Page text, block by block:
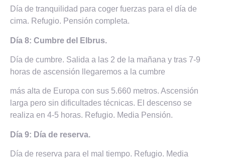
Día de tranquilidad para coger fuerzas para el día de
cima. Refugio. Pensión completa.
Día 8: Cumbre del Elbrus.
Día de cumbre. Salida a las 2 de la mañana y tras 7-9
horas de ascensión llegaremos a la cumbre
más alta de Europa con sus 5.660 metros. Ascensión
larga pero sin dificultades técnicas. El descenso se
realiza en 4-5 horas. Refugio. Media Pensión.
Día 9: Día de reserva.
Día de reserva para el mal tiempo. Refugio. Media